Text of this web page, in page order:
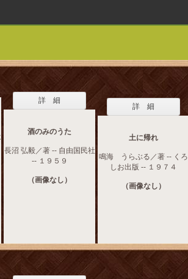
詳 細
酒のみのうた
長沼 弘毅／著 -- 自由国民社
-- １９５９
（画像なし）
詳 細
土に帰れ
鳴海 うらぶる／著 -- くろ
しお出版 -- １９７４
（画像なし）